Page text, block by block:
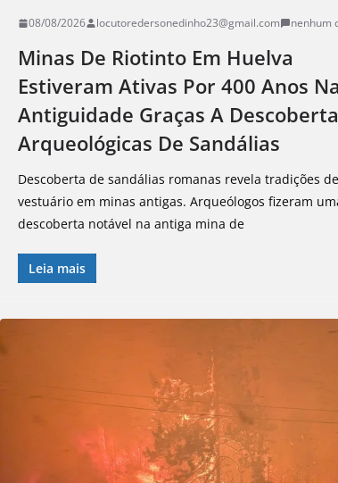
08/08/2026 locutoredersonedinho23@gmail.com nenhum
Minas De Riotinto Em Huelva
Estiveram Ativas Por 400 Anos Na
Antiguidade Graças A
Arqueológicas De Sandálias
Descoberta de sandálias romanas revela tradições de
vestuário em minas antigas. Arqueólogos fizeram
descoberta notável na antiga mina de
Leia mais